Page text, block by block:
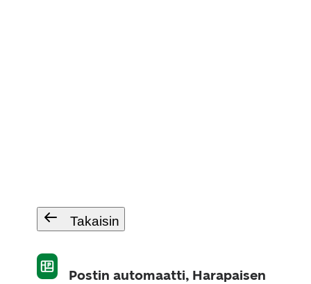
Takaisin
Postin automaatti, Harapaisen